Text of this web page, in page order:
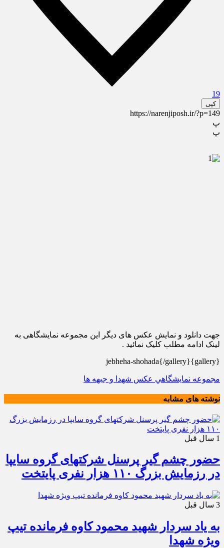
19
کپی
https://narenjiposh.ir/?p=149
پ
پ
جهت دانلود و نمایش عکس های دیگر این مجموعه نمایشگاهی به
لینک ادامه مطلب کلیک نمائید .
{gallery}jebheha-shohada{/gallery}
مجموعه نمايشگاهي عكس شهدا و جبهه ها
نوشته های مشابه
1 سال قبل
حضور چشم گیر پرسنل شرکتهای گروه سایپا
در رزمایش بزرگ ۱۱۰ هزار نفری پایتخت
3 سال قبل
به یاد سردار شهید محمود کاوه فرمانده تیپ
ویژه شهدا